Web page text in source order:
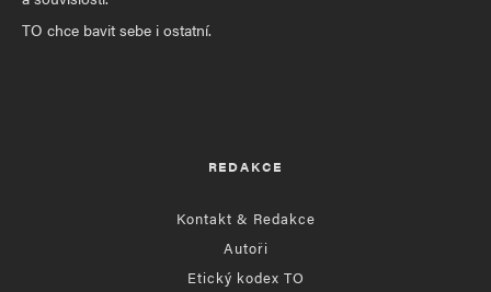
TO chce bavit sebe i ostatní.
REDAKCE
Kontakt & Redakce
Autoři
Etický kodex TO